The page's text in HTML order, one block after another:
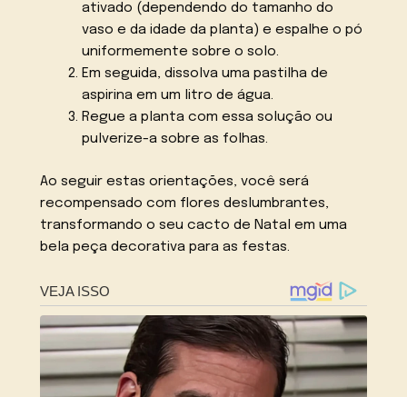
ativado (dependendo do tamanho do
vaso e da idade da planta) e espalhe o pó
uniformemente sobre o solo.
Em seguida, dissolva uma pastilha de
aspirina em um litro de água.
Regue a planta com essa solução ou
pulverize-a sobre as folhas.
Ao seguir estas orientações, você será
recompensado com flores deslumbrantes,
transformando o seu cacto de Natal em uma
bela peça decorativa para as festas.